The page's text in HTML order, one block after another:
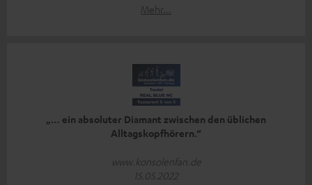
Mehr...
„… ein absoluter Diamant zwischen den üblichen
Alltagskopfhörern.“
www.konsolenfan.de
15.05.2022